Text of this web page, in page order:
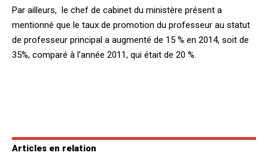
Par ailleurs, le chef de cabinet du ministère présent a
mentionné que le taux de promotion du professeur au statut
de professeur principal a augmenté de 15 % en 2014, soit de
35%, comparé à l’année 2011, qui était de 20 %.
Articles en relation